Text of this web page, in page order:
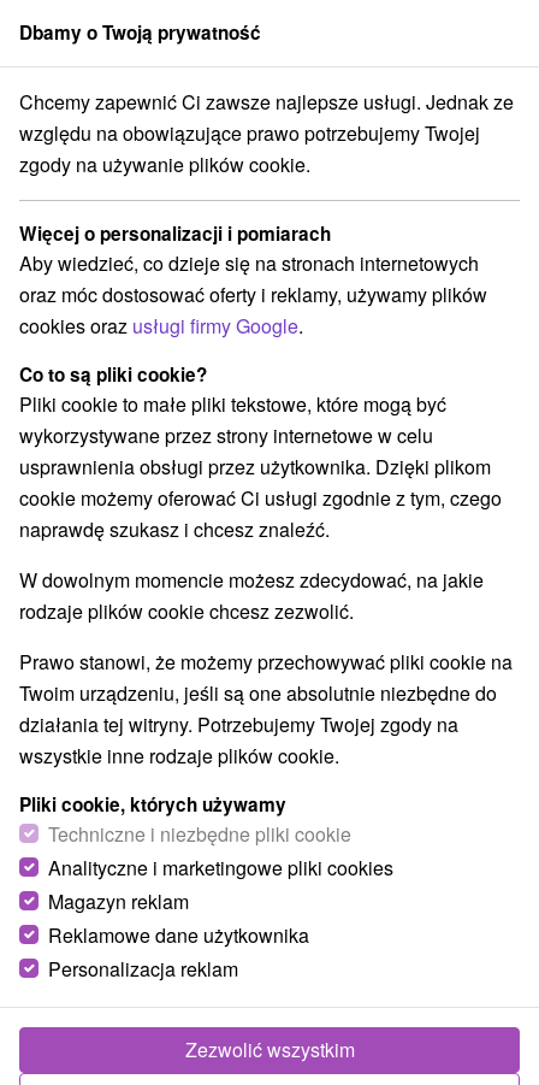
członek grupySorger
Východné Slovensko Prešovský kraj Tatranská Štrba
Chaty na prenájom Tatranská Štrba
Kategorie
Wszystkie kategorie
Hotele na Slovacji(1)
Apartmány(9) Chaty na prenájom
Penzióny (3) Priváty(1)
Wybierz lokalizację lub datę
WSZYSTKO TOP - BESTSELLERY NAJTAŃSZE
Chata Borievka Tatranská Štrba
Tatranská Štrba
Dbamy o Twoją prywatność
Chcemy zapewnić Ci zawsze najlepsze usługi. Jednak ze
względu na obowiązujące prawo potrzebujemy Twojej
zgody na używanie plików cookie.
Więcej o personalizacji i pomiarach
Aby wiedzieć, co dzieje się na stronach internetowych
oraz móc dostosować oferty i reklamy, używamy plików
cookies oraz usługi firmy Google.
Co to są pliki cookie?
Pliki cookie to małe pliki tekstowe, które mogą być
wykorzystywane przez strony internetowe w celu
usprawnienia obsługi przez użytkownika. Dzięki plikom
cookie możemy oferować Ci usługi zgodnie z tym, czego
naprawdę szukasz i chcesz znaleźć.
W dowolnym momencie możesz zdecydować, na jakie
rodzaje plików cookie chcesz zezwolić.
Prawo stanowi, że możemy przechowywać pliki cookie na
Twoim urządzeniu, jeśli są one absolutnie niezbędne do
działania tej witryny. Potrzebujemy Twojej zgody na
wszystkie inne rodzaje plików cookie.
Pliki cookie, których używamy
Techniczne i niezbędne pliki cookie
Analityczne i marketingowe pliki cookies
Magazyn reklam
Reklamowe dane użytkownika
Personalizacja reklam
Zezwolić wszystkim